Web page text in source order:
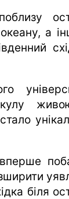
океану, а
біля